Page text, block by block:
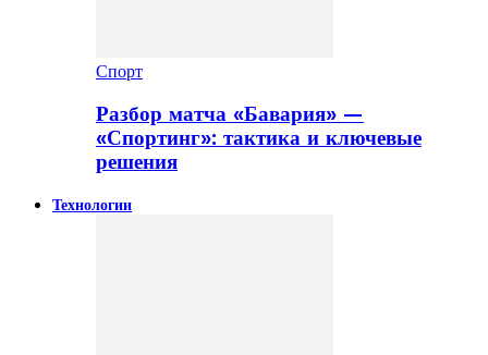
Спорт
Разбор матча «Бавария» —
«Спортинг»: тактика и ключевые
решения
Технологии